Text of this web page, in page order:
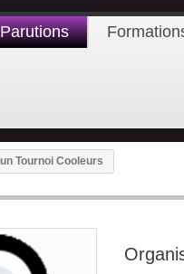
Parutions
Tournoi Cooleurs